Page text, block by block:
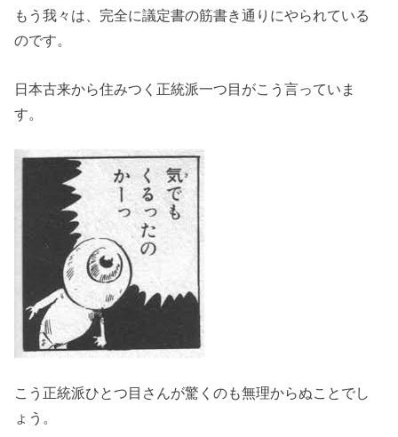
もう我々は、完全に議定書の筋書き通りにやられている
のです。
日本古来から住みつく正統派一つ目がこう言っていま
す。
こう正統派ひとつ目さんが驚くのも無理からぬことでし
ょう。